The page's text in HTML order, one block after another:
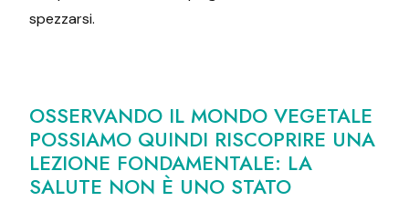
spezzarsi.
OSSERVANDO IL MONDO VEGETALE
POSSIAMO QUINDI RISCOPRIRE UNA
LEZIONE FONDAMENTALE: LA
SALUTE NON È UNO STATO